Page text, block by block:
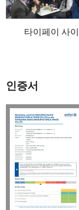
타이페이 사
인증서